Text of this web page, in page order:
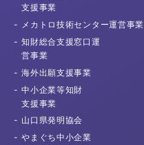
支援事業
メカトロ技術センター運営事業
知財総合支援窓口運
営事業
海外出願支援事業
中小企業等知財
支援事業
山口県発明協会
やまぐち中小企業